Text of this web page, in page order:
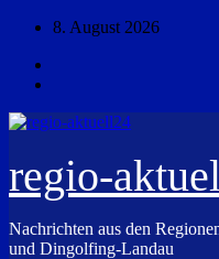
Zum
springen
8. August 2026
regio-
Nachrichten aus den
und Dingolfing-Landau